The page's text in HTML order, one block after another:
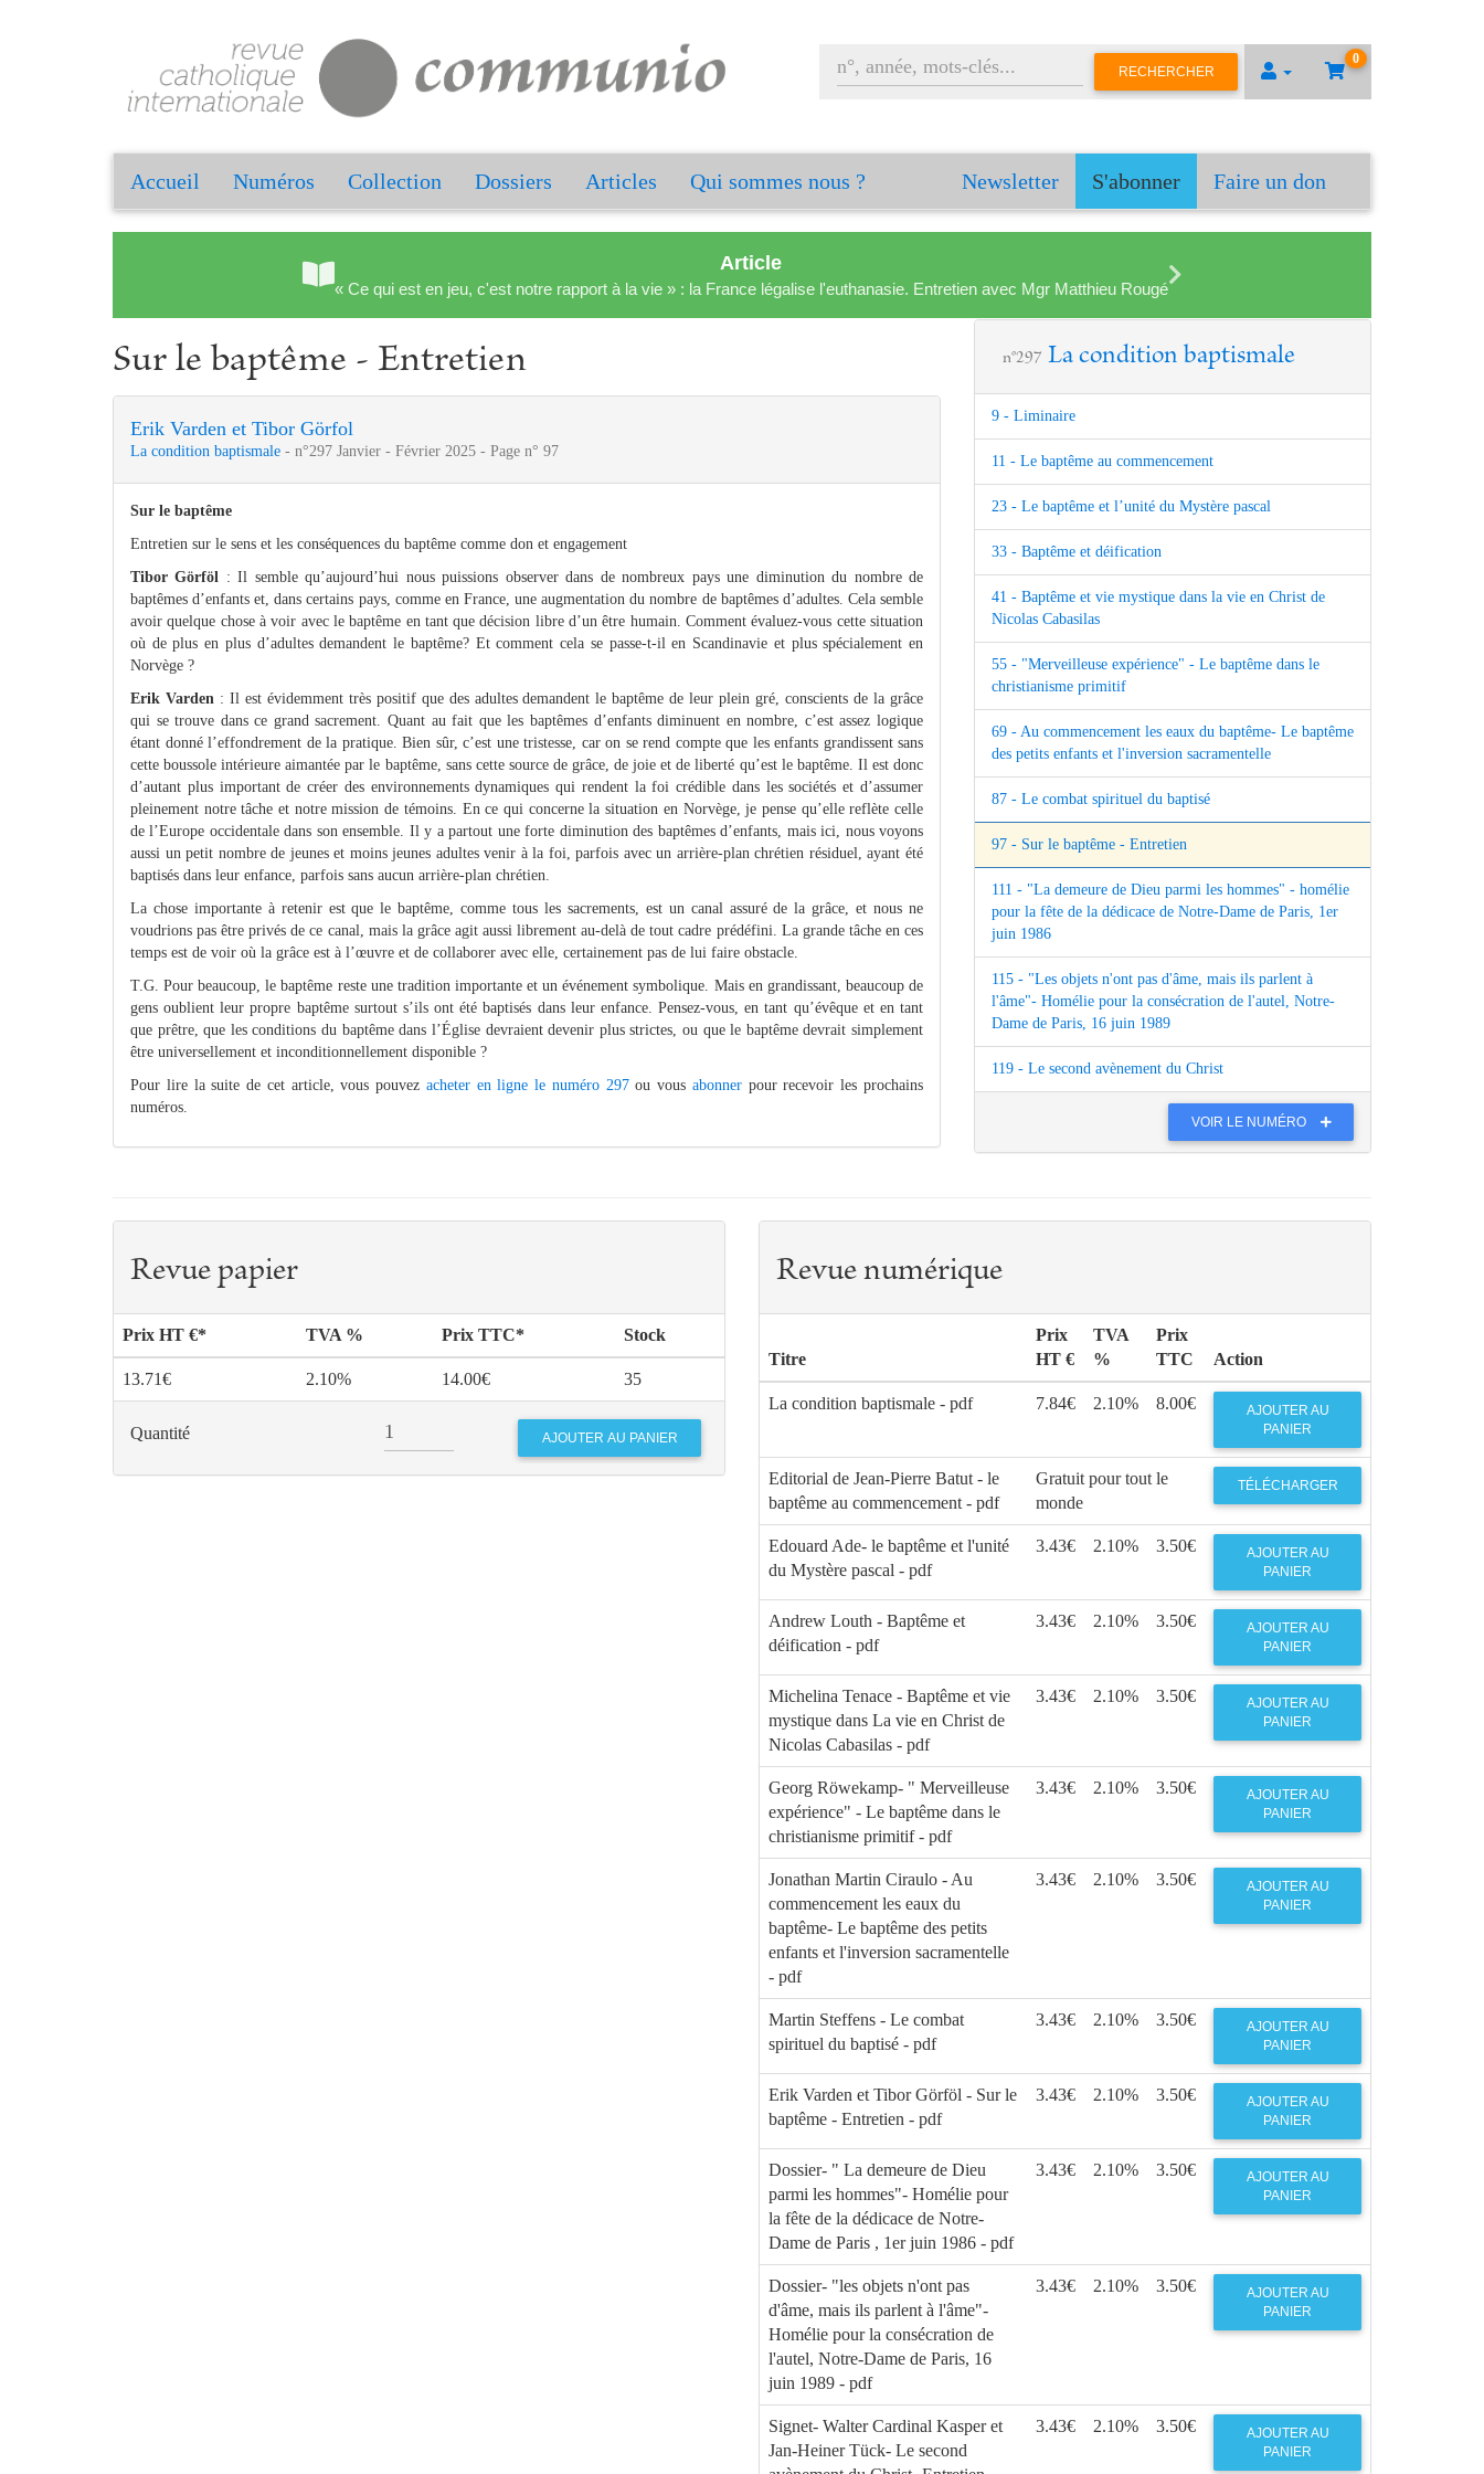
0
RECHERCHER
Accueil Numéros Collection Dossiers Articles Qui sommes nous ? Newsletter S'abonner Faire un don
Article
« Ce qui est en jeu, c'est notre rapport à la vie » : la France légalise l'euthanasie. Entretien avec Mgr Matthieu Rougé
Sur le baptême - Entretien
Erik Varden et Tibor Görfol
La condition baptismale - n°297 Janvier - Février 2025 - Page n° 97
Sur le baptême
Entretien sur le sens et les conséquences du baptême comme don et engagement
Tibor Görföl : Il semble qu’aujourd’hui nous puissions observer dans de nombreux pays une diminution du nombre de
baptêmes d’enfants et, dans certains pays, comme en France, une augmentation du nombre de baptêmes d’adultes. Cela semble
avoir quelque chose à voir avec le baptême en tant que décision libre d’un être humain. Comment évaluez-vous cette situation
où de plus en plus d’adultes demandent le baptême? Et comment cela se passe-t-il en Scandinavie et plus spécialement en
Norvège ?
Erik Varden: Il est évidemment très positif que des adultes demandent le baptême de leur plein gré, conscients de la grâce
qui se trouve dans ce grand sacrement. Quant au fait que les baptêmes d’enfants diminuent en nombre, c’est assez logique
étant donné l’effondrement de la pratique. Bien sûr, c’est une tristesse, car on se rend compte que les enfants grandissent sans
cette boussole intérieure aimantée par le baptême, sans cette source de grâce, de joie et de liberté qu’est le baptême. Il est donc
d’autant plus important de créer des environnements dynamiques qui rendent la foi crédible dans les sociétés et d’assumer
pleinement notre tâche et notre mission de témoins. En ce qui concerne la situation en Norvège, je pense qu’elle reflète celle
de l’Europe occidentale dans son ensemble. Il y a partout une forte diminution des baptêmes d’enfants, mais ici, nous voyons
aussi un petit nombre de jeunes et moins jeunes adultes venir à la foi, parfois avec un arrière-plan chrétien résiduel, ayant été
baptisés dans leur enfance, parfois sans aucun arrière-plan chrétien.
La chose importante à retenir est que le baptême, comme tous les sacrements, est un canal assuré de la grâce, et nous ne
voudrions pas être privés de ce canal, mais la grâce agit aussi librement au-delà de tout cadre prédéfini. La grande tâche en ces
temps est de voir où la grâce est à l’œuvre et de collaborer avec elle, certainement pas de lui faire obstacle.
T.G. Pour beaucoup, le baptême reste une tradition importante et un événement symbolique. Mais en grandissant, beaucoup de
gens oublient leur propre baptême surtout s’ils ont été baptisés dans leur enfance. Pensez-vous, en tant qu’évêque et en tant
que prêtre, que les conditions du baptême dans l’Église devraient devenir plus strictes, ou que le baptême devrait simplement
être universellement et inconditionnellement disponible ?
Pour lire la suite de cet article, vous pouvez acheter en ligne le numéro 297ou vous abonnerpour recevoir les prochains
numéros.
n°297 La condition baptismale
9 - Liminaire
11 - Le baptême au commencement
23 - Le baptême et l’unité du Mystère pascal
33 - Baptême et déification
41 - Baptême et vie mystique dans la vie en Christ de
Nicolas Cabasilas
55 - "Merveilleuse expérience" - Le baptême dans le
christianisme primitif
69 - Au commencement les eaux du baptême- Le baptême
des petits enfants et l'inversion sacramentelle
87 - Le combat spirituel du baptisé
97 - Sur le baptême - Entretien
111 - "La demeure de Dieu parmi les hommes" - homélie
pour la fête de la dédicace de Notre-Dame de Paris, 1er
juin 1986
115 - "Les objets n'ont pas d'âme, mais ils parlent à
l'âme"- Homélie pour la consécration de l'autel, Notre-
Dame de Paris, 16 juin 1989
119 - Le second avènement du Christ
VOIR LE NUMÉRO
Revue papier
Prix HT €* TVA % Prix TTC* Stock
13.71€ 2.10% 14.00€ 35
Quantité
Revue numérique
Titre
Prix
HT €
TVA
%
Prix
TTC
Action
La condition baptismale - pdf 7.84€ 2.10% 8.00€
AJOUTER AU
PANIER
Editorial de Jean-Pierre Batut - le
baptême au commencement - pdf
Gratuit pour tout le
monde
TÉLÉCHARGER
Edouard Ade- le baptême et l'unité
du Mystère pascal - pdf
3.43€ 2.10% 3.50€
AJOUTER AU
PANIER
Andrew Louth - Baptême et
déification - pdf
3.43€ 2.10% 3.50€
AJOUTER AU
PANIER
Michelina Tenace - Baptême et vie
mystique dans La vie en Christ de
Nicolas Cabasilas - pdf
3.43€ 2.10% 3.50€
AJOUTER AU
PANIER
Georg Röwekamp- " Merveilleuse
expérience" - Le baptême dans le
christianisme primitif - pdf
3.43€ 2.10% 3.50€
AJOUTER AU
PANIER
Jonathan Martin Ciraulo - Au
commencement les eaux du
baptême- Le baptême des petits
enfants et l'inversion sacramentelle
- pdf
3.43€ 2.10% 3.50€
AJOUTER AU
PANIER
Martin Steffens - Le combat
spirituel du baptisé - pdf
3.43€ 2.10% 3.50€
AJOUTER AU
PANIER
Erik Varden et Tibor Görföl - Sur le
baptême - Entretien - pdf
3.43€ 2.10% 3.50€
AJOUTER AU
PANIER
Dossier- " La demeure de Dieu
parmi les hommes"- Homélie pour
la fête de la dédicace de Notre-
Dame de Paris , 1er juin 1986 - pdf
3.43€ 2.10% 3.50€
AJOUTER AU
PANIER
Dossier- "les objets n'ont pas
d'âme, mais ils parlent à l'âme"-
Homélie pour la consécration de
l'autel, Notre-Dame de Paris, 16
juin 1989 - pdf
3.43€ 2.10% 3.50€
AJOUTER AU
PANIER
Signet- Walter Cardinal Kasper et
Jan-Heiner Tück- Le second
3.43€ 2.10% 3.50€
AJOUTER AU
PANIER